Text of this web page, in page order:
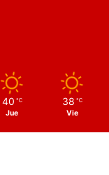
40 ℃
Jue
38 ℃
Vie